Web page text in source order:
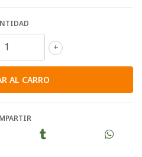
+